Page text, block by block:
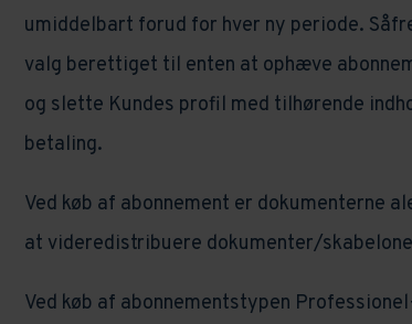
umiddelbart forud for hver ny periode.
valg berettiget til enten at ophæve
og slette Kundes profil med tilhørende
betaling.
Ved køb af abonnement er dokumenterne
at videredistribuere dokumenter/
Ved køb af abonnementstypen